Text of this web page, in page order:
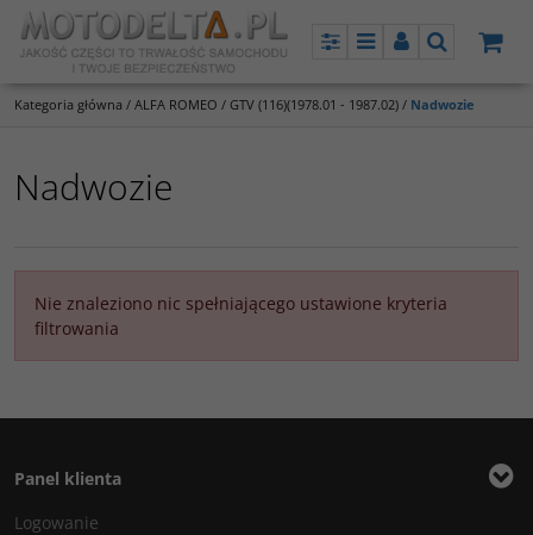
PanelMenuPanelSzukaj
Kategoria główna / ALFA ROMEO / GTV (116)(1978.01 - 1987.02) / Nadwozie
Nadwozie
Nie znaleziono nic spełniającego ustawione kryteria
filtrowania
Panel klienta
Logowanie